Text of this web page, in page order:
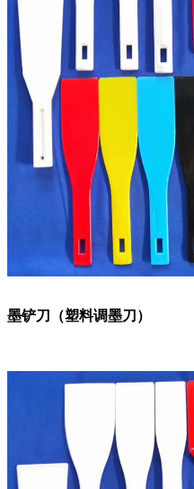
墨铲刀 （塑料调墨刀）